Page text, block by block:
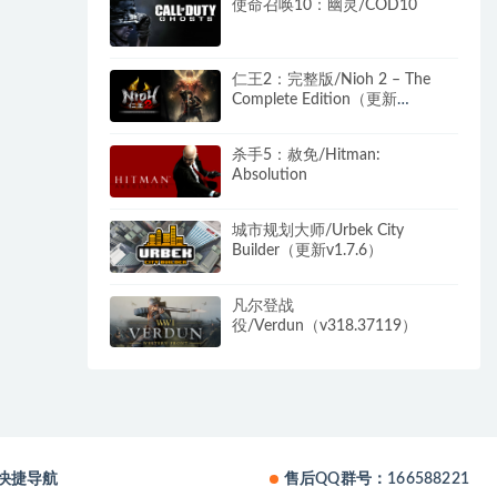
使命召唤10：幽灵/COD10
仁王2：完整版/Nioh 2 – The
Complete Edition（更新
杀手5：赦免/Hitman:
Absolution
城市规划大师/Urbek City
Builder（更新v1.7.6）
凡尔登战
役/Verdun（v318.37119）
捷导航 售后QQ群号：166588221